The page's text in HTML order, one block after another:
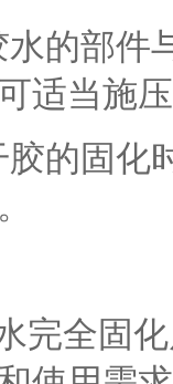
的部件
适当施
的固化
完全固